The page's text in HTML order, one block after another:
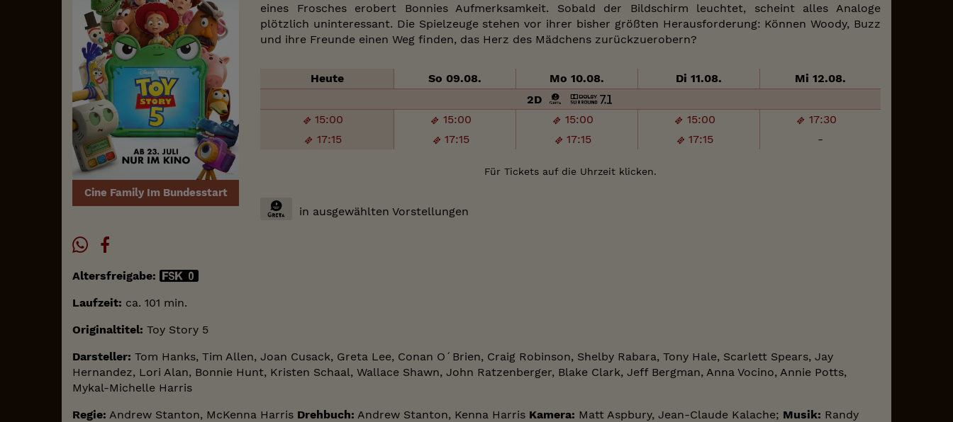
Cine Family Im Bundesstart
eines Frosches erobert Bonnies Aufmerksamkeit. Sobald der Bildschirm leuchtet, scheint alles Analoge
plötzlich uninteressant. Die Spielzeuge stehen vor ihrer bisher größten Herausforderung: Können Woody, Buzz
und ihre Freunde einen Weg finden, das Herz des Mädchens zurückzuerobern?
Heute So 09.08. Mo 10.08. Di 11.08. Mi 12.08.
15:00 15:00 15:00 15:00
17:30
17:15
17:15 17:15 17:15 -
2D
Für Tickets auf die Uhrzeit klicken.
in ausgewählten Vorstellungen
Altersfreigabe:
Laufzeit: ca. 101 min.
Originaltitel: Toy Story 5
Darsteller: Tom Hanks, Tim Allen, Joan Cusack, Greta Lee, Conan O´Brien, Craig Robinson, Shelby Rabara, Tony Hale, Scarlett Spears, Jay
Hernandez, Lori Alan, Bonnie Hunt, Kristen Schaal, Wallace Shawn, John Ratzenberger, Blake Clark, Jeff Bergman, Anna Vocino, Annie Potts,
Mykal-Michelle Harris
Regie: Andrew Stanton, McKenna Harris Drehbuch: Andrew Stanton, Kenna Harris Kamera: Matt Aspbury, Jean-Claude Kalache; Musik: Randy